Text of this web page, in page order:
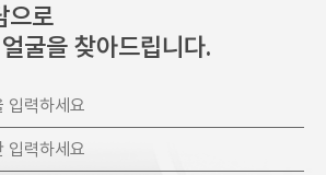
으로
굴을 찾아드립니다.